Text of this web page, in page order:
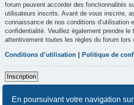
En poursuivant votre navigation
forum peuvent accorder des fonctionnalités
utilisateurs inscrits. Avant de vous inscrire,
connaissance de nos conditions d’utilisation
confidentialité. Veuillez également prendre le
attentivement toutes les règles du forum lors
Conditions d’utilisation Politique de
Inscription